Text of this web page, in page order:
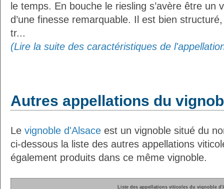
le temps. En bouche le riesling s’avère être un
d’une finesse remarquable. Il est bien
tr...
(Lire la suite des caractéristiques de
Autres appellations du
Le vignoble d'Alsace est un vignoble situé du
ci-dessous la liste des autres appellations
également produits dans ce même vignoble.
Liste des appellations viticoles du vignoble